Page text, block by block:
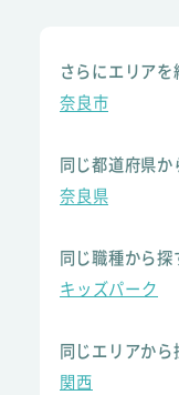
さらにエリアを
奈良市
同じ都道府県か
奈良県
同じ職種から探
キッズパーク
同じエリアから
関西